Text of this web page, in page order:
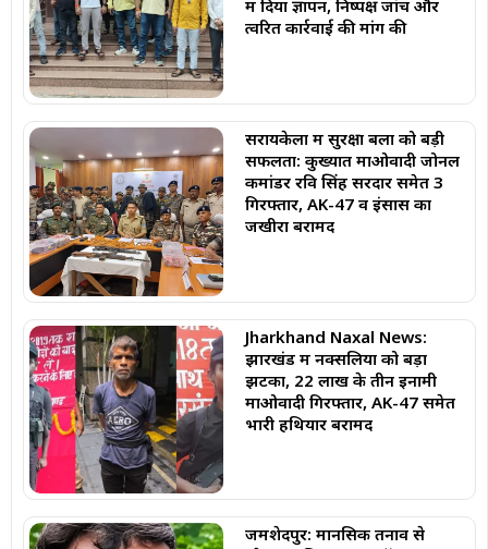
में दिया ज्ञापन, निष्पक्ष जांच और
त्वरित कार्रवाई की मांग की
सरायकेला में सुरक्षा बलों को बड़ी
सफलता: कुख्यात माओवादी जोनल
कमांडर रवि सिंह सरदार समेत 3
गिरफ्तार, AK-47 व इंसास का
जखीरा बरामद
Jharkhand Naxal News:
झारखंड में नक्सलियों को बड़ा
झटका, 22 लाख के तीन इनामी
माओवादी गिरफ्तार, AK-47 समेत
भारी हथियार बरामद
जमशेदपुर: मानसिक तनाव से